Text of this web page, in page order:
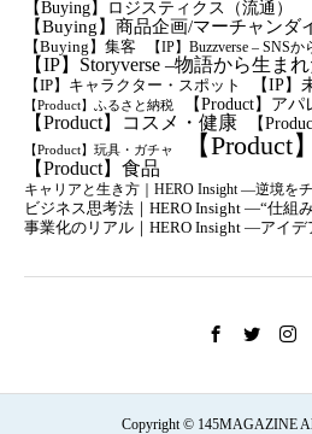
【buying】ロジスティクス（流通）
【Buying】商品企画/マーチャンダ
【Buying】集客 【IP】Buzzverse – SNS
【IP】Storyverse –物語から生ま
【IP】キャラクター・スポット 【IP】
【Product】ふるさと納税 【Product】アパ
【Product】コスメ・健康 【
【Product】玩具・ガチャ 【
【Product】食品
キャリアと生き方｜HERO Insight —逆境を
ビジネス思考法｜HERO Insight —“仕組
事業化のリアル｜HERO Insight —アイ
Copyright © 145MAGAZINE